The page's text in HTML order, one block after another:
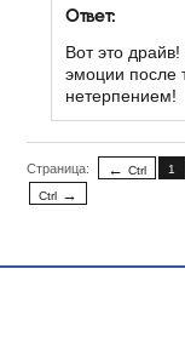
Ответ:
Вот это
эмоции после
нетерпением!
Страница: Ctrl 1
Ctrl